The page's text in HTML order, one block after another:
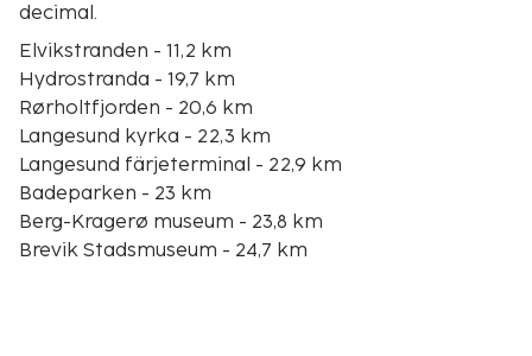
decimal.
Elvikstranden - 11,2 km
Hydrostranda - 19,7 km
Rørholtfjorden - 20,6 km
Langesund kyrka - 22,3 km
Langesund färjeterminal - 22,9 km
Badeparken - 23 km
Berg-Kragerø museum - 23,8 km
Brevik Stadsmuseum - 24,7 km